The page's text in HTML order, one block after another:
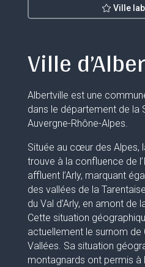
Ville
Ville
Albertville est une
dans le département de la
Auvergne-Rhône-Alpes.
Située au cœur des Alpes,
trouve à la confluence de
affluent l’Arly, marquant
des vallées de la
du Val d’Arly, en amont de
Cette situation
actuellement le surnom de
Vallées. Sa situation
montagnards ont permis à